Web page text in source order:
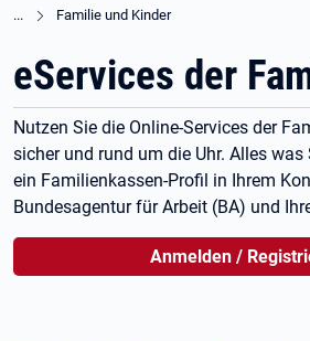
Familie und Kinder
eServices der
Nutzen Sie die Online-Services der
sicher und rund um die Uhr. Alles
ein Familienkassen-Profil in Ihrem
Bundesagentur für Arbeit (BA) und
Anmelden /